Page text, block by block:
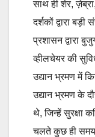
साथ ही शेर,
दर्शकों द्वारा
प्रशासन द्वारा
व्हीलचेयर की
उद्यान भ्रमण में
उद्यान भ्रमण के
थे, जिन्हें सुरक्षा
चलते कुछ ही समय